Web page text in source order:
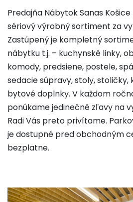
Predajňa Nábytok Sanas
sériový výrobný sortiment za
Zastúpený je kompletný
nábytku t.j. – kuchynské linky,
komody, predsiene, postele,
sedacie súpravy, stoly,
bytové doplnky. V každom
ponúkame jedinečné zľavy na
Radi Vás preto privítame.
je dostupné pred obchodným
bezplatne.